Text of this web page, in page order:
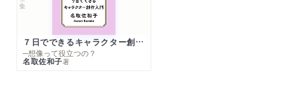
７日でできるキャラクター創作入門
─想像って役立つの？
名取佐和子著